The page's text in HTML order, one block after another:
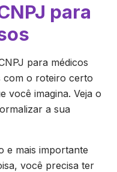
para
para médicos
com o roteiro certo
você imagina. Veja o
a sua
e mais importante
você precisa ter